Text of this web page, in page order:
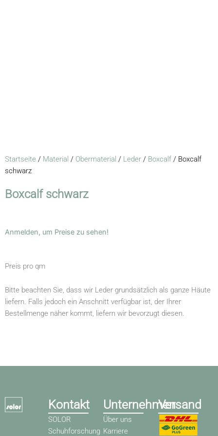
Startseite / Material / Obermaterial / Leder / Boxcalf / Boxcalf
schwarz
Boxcalf schwarz
Anmelden, um Preise zu sehen!
Preis pro qm
Bitte beachten Sie, dass wir Leder grundsätzlich als ganze Häute
liefern. Falls jedoch ein Anschnitt verfügbar ist, der Ihrer
Bestellmenge näher kommt, liefern wir bevorzugt diesen.
Kontakt
SOLOR
Schuhforschung
Unternehmen
Über uns
Karriere
Versand